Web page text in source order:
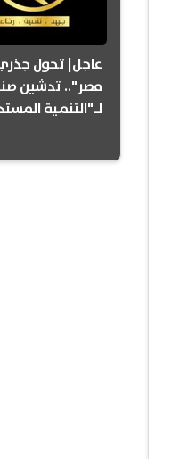
عاجل| تحول
مصر".. تدشين
لـ"التنمية